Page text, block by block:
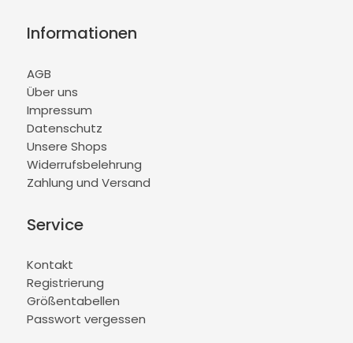
Informationen
AGB
Über uns
Impressum
Datenschutz
Unsere Shops
Widerrufsbelehrung
Zahlung und Versand
Service
Kontakt
Registrierung
Größentabellen
Passwort vergessen